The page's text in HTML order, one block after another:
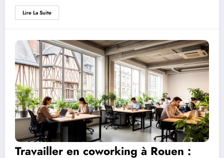
Lire La Suite
Travailler en coworking à Rouen :